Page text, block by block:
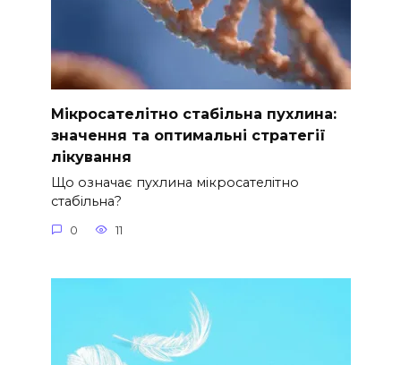
Мікросателітно стабільна пухлина:
значення та оптимальні стратегії
лікування
Що означає пухлина мікросателітно
стабільна?
0 11